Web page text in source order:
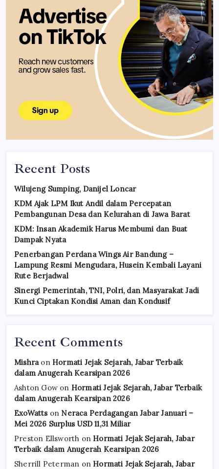
Recent Posts
Wilujeng Sumping, Danijel Loncar
KDM Ajak LPM Ikut Andil dalam Percepatan
Pembangunan Desa dan Kelurahan di Jawa Barat
KDM: Insan Akademik Harus Membumi dan Buat
Dampak Nyata
Penerbangan Perdana Wings Air Bandung –
Lampung Resmi Mengudara, Husein Kembali Layani
Rute Berjadwal
Sinergi Pemerintah, TNI, Polri, dan Masyarakat Jadi
Kunci Ciptakan Kondisi Aman dan Kondusif
Recent Comments
Mishraon Hormati Jejak Sejarah, Jabar Terbaik
dalam Anugerah Kearsipan 2026
Ashton Gow on Hormati Jejak Sejarah, Jabar Terbaik
dalam Anugerah Kearsipan 2026
ExoWattson Neraca Perdagangan Jabar Januari –
Mei 2026 Surplus USD 11,31 Miliar
Preston Ellsworth on Hormati Jejak Sejarah, Jabar
Terbaik dalam Anugerah Kearsipan 2026
Sherrill Peterman on Hormati Jejak Sejarah, Jabar